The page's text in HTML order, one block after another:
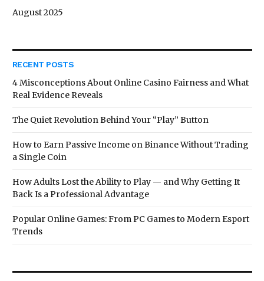
August 2025
RECENT POSTS
4 Misconceptions About Online Casino Fairness and What
Real Evidence Reveals
The Quiet Revolution Behind Your “Play” Button
How to Earn Passive Income on Binance Without Trading
a Single Coin
How Adults Lost the Ability to Play — and Why Getting It
Back Is a Professional Advantage
Popular Online Games: From PC Games to Modern Esport
Trends